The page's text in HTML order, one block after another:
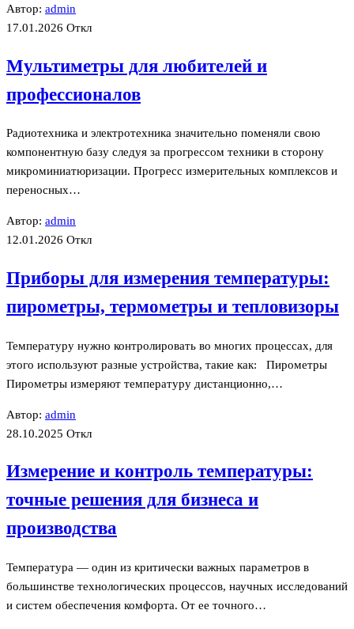
Автор: admin
17.01.2026 Откл
Мультиметры для любителей и
профессионалов
Радиотехника и электротехника значительно поменяли свою
компонентную базу следуя за прогрессом техники в сторону
микроминиатюризации. Прогресс измерительных комплексов и
переносных…
Автор: admin
12.01.2026 Откл
Приборы для измерения температуры:
пирометры, термометры и тепловизоры
Температуру нужно контролировать во многих процессах, для
этого используют разные устройства, такие как: Пирометры
Пирометры измеряют температуру дистанционно,…
Автор: admin
28.10.2025 Откл
Измерение и контроль температуры:
точные решения для бизнеса и
производства
Температура — один из критически важных параметров в
большинстве технологических процессов, научных исследований
и систем обеспечения комфорта. От ее точного…